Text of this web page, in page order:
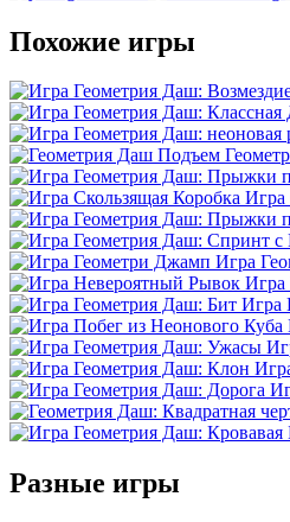
Похожие игры
Игра
Игра
Игра
Игра
Разные игры